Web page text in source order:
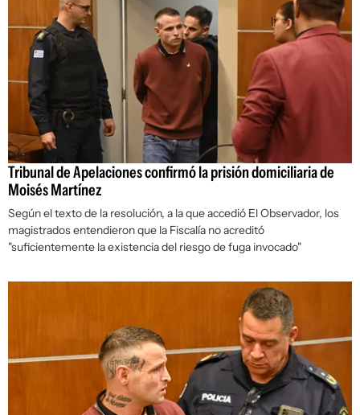
Tribunal de Apelaciones confirmó la prisión domiciliaria de
Moisés Martínez
Según el texto de la resolución, a la que accedió El Observador, los
magistrados entendieron que la Fiscalía no acreditó
"suficientemente la existencia del riesgo de fuga invocado"